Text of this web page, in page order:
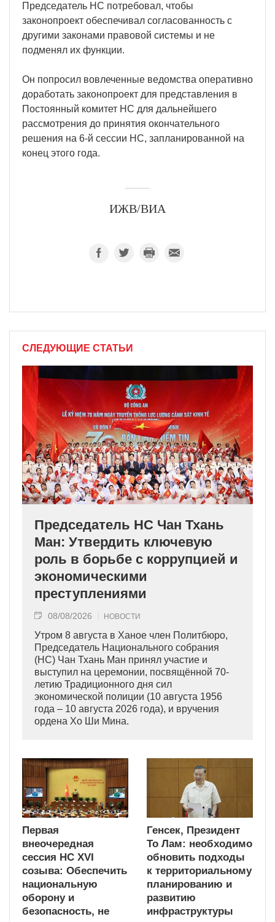
Председатель НС потребовал, чтобы
законопроект обеспечивал согласованность с
другими законами правовой системы и не
подменял их функции.
Он попросил вовлеченные ведомства оперативно
доработать законопроект для представления в
Постоянный комитет НС для дальнейшего
рассмотрения до принятия окончательного
решения на 6-й сессии НС, запланированной на
конец этого года.
ИЖВ/ВИА
СЛЕДУЮЩИЕ СТАТЬИ
Председатель НС Чан Тхань
Ман: Утвердить ключевую
роль в борьбе с коррупцией и
экономическими
преступлениями
08/08/2026 НОВОСТИ
Утром 8 августа в Ханое член Политбюро,
Председатель Национального собрания
(НС) Чан Тхань Ман принял участие и
выступил на церемонии, посвящённой 70-
летию Традиционного дня сил
экономической полиции (10 августа 1956
года – 10 августа 2026 года), и вручения
ордена Хо Ши Мина.
Первая
внеочередная
сессия НС XVI
созыва: Обеспечить
национальную
оборону и
безопасность, не
Генсек, Президент
То Лам: необходимо
обновить подходы
к территориальному
планированию и
развитию
инфраструктуры